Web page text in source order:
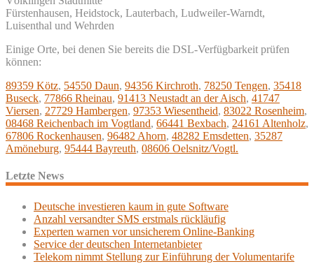
Fürstenhausen, Heidstock, Lauterbach, Ludweiler-Warndt,
Luisenthal und Wehrden
Einige Orte, bei denen Sie bereits die DSL-Verfügbarkeit prüfen
können:
89359 Kötz, 54550 Daun, 94356 Kirchroth, 78250 Tengen, 35418
Buseck, 77866 Rheinau, 91413 Neustadt an der Aisch, 41747
Viersen, 27729 Hambergen, 97353 Wiesentheid, 83022 Rosenheim,
08468 Reichenbach im Vogtland, 66441 Bexbach, 24161 Altenholz,
67806 Rockenhausen, 96482 Ahorn, 48282 Emsdetten, 35287
Amöneburg, 95444 Bayreuth, 08606 Oelsnitz/Vogtl.
Letzte News
Deutsche investieren kaum in gute Software
Anzahl versandter SMS erstmals rückläufig
Experten warnen vor unsicherem Online-Banking
Service der deutschen Internetanbieter
Telekom nimmt Stellung zur Einführung der Volumentarife